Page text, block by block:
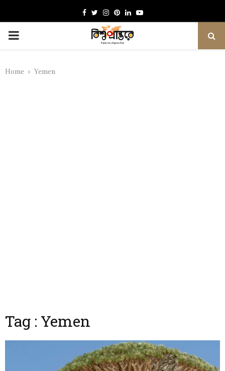
Facebook
TwitterInstagram
Pinterest
LinkedinYoutube
PRIMARY
Home Yemen
Tag : Yemen